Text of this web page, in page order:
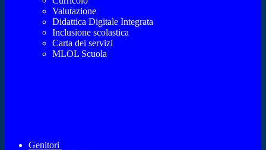
Valutazione
Didattica Digitale Integrata
Inclusione scolastica
Carta dei servizi
MLOL Scuola
Genitori